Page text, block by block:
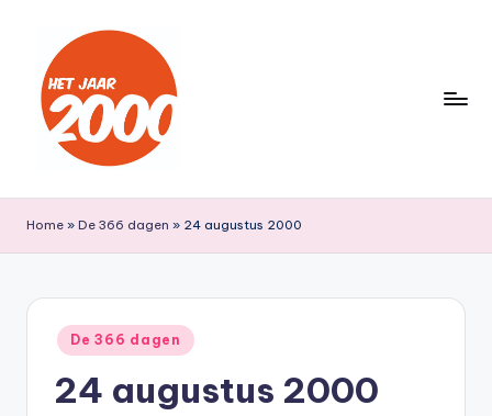
inhoud
e
t
J
lang
jaar
2000
Home » De 366 dagen » 24 augustus 2000
Geplaatst
in
De 366 dagen
24 augustus 2000